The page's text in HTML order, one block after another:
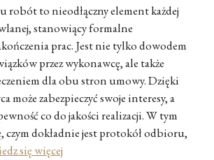
robót to nieodłączny element każdej
stanowiący formalne
prac. Jest nie tylko dowodem
przez wykonawcę, ale także
dla obu stron umowy. Dzięki
może zabezpieczyć swoje interesy, a
co do jakości realizacji. W tym
czym dokładnie jest protokół odbioru,
się więcej